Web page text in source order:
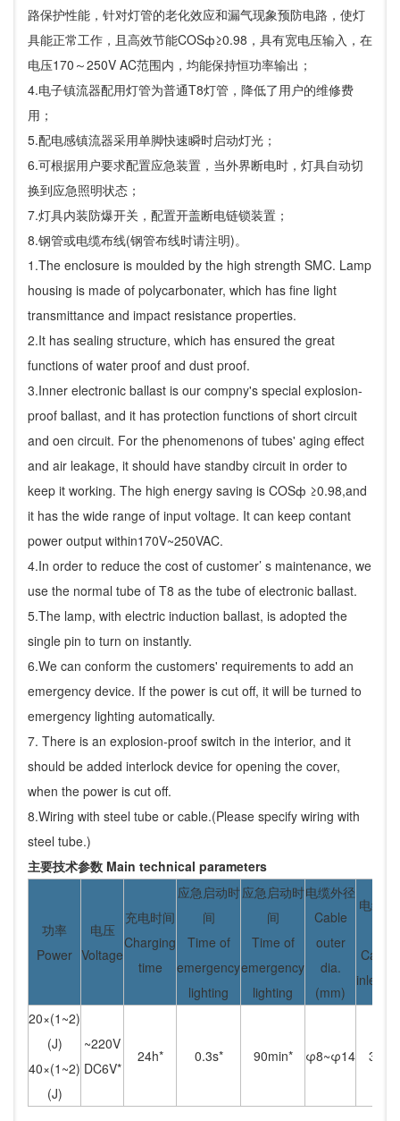
路保护性能，针对灯管的老化效应和漏气现象预防电路，使灯
具能正常工作，且高效节能COSф≥0.98，具有宽电压输入，在
电压170～250V AC范围内，均能保持恒功率输出；
4.电子镇流器配用灯管为普通T8灯管，降低了用户的维修费
用；
5.配电感镇流器采用单脚快速瞬时启动灯光；
6.可根据用户要求配置应急装置，当外界断电时，灯具自动切
换到应急照明状态；
7.灯具内装防爆开关，配置开盖断电链锁装置；
8.钢管或电缆布线(钢管布线时请注明)。
1.The enclosure is moulded by the high strength SMC. Lamp
housing is made of polycarbonater, which has fine light
transmittance and impact resistance properties.
2.It has sealing structure, which has ensured the great
functions of water proof and dust proof.
3.Inner electronic ballast is our compny's special explosion-
proof ballast, and it has protection functions of short circuit
and oen circuit. For the phenomenons of tubes' aging effect
and air leakage, it should have standby circuit in order to
keep it working. The high energy saving is COSф ≥0.98,and
it has the wide range of input voltage. It can keep contant
power output within170V~250VAC.
4.In order to reduce the cost of customer’ s maintenance, we
use the normal tube of T8 as the tube of electronic ballast.
5.The lamp, with electric induction ballast, is adopted the
single pin to turn on instantly.
6.We can conform the customers' requirements to add an
emergency device. If the power is cut off, it will be turned to
emergency lighting automatically.
7. There is an explosion-proof switch in the interior, and it
should be added interlock device for opening the cover,
when the power is cut off.
8.Wiring with steel tube or cable.(Please specify wiring with
steel tube.)
主要技术参数 Main technical parameters
功率
Power
电压
Voltage
充电时间
Charging
time
应急启动时
间
Time of
emergency
lighting
应急启动时
间
Time of
emergency
lighting
电缆外径
Cable
outer
dia.
(mm)
电缆入
Cable
inlet(G)
20×(1~2)
(J)
40×(1~2)
(J)
~220V
DC6V*
24h* 0.3s* 90min* φ8~φ14 3/4